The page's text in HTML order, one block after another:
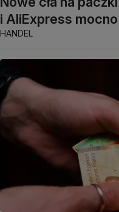
i AliExpress mocno
HANDEL